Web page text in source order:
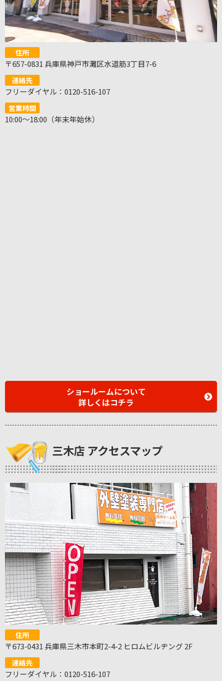
住所
〒657-0831 兵庫県神戸市灘区水道筋3丁目7-6
連絡先
フリーダイヤル：0120-516-107
営業時間
10:00～18:00（年末年始休）
ショールームについて
詳しくはコチラ
三木店 アクセスマップ
住所
〒673-0431 兵庫県三木市本町2-4-2 ヒロムビルヂング 2F
連絡先
フリーダイヤル：0120-516-107